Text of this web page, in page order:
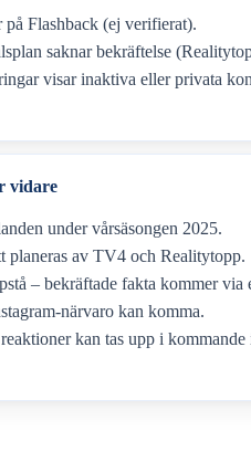
Flashback (ej verifierat).
saknar bekräftelse
visar inaktiva eller privata
vidare
under vårsäsongen 2025.
planeras av TV4 och Realitytopp.
– bekräftade fakta kommer via
närvaro kan komma.
kan tas upp i kommande